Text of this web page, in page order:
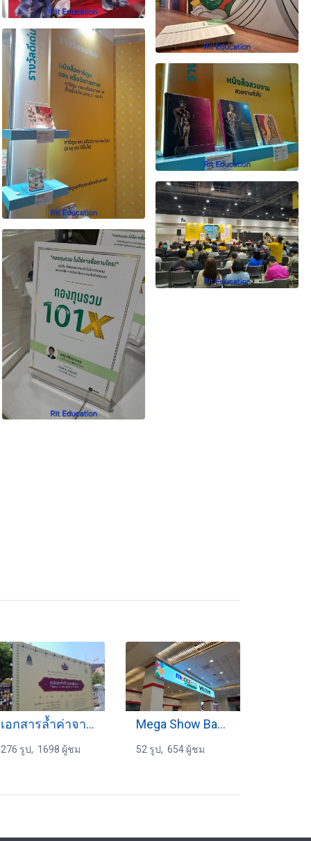
เอกสารล้ำค่าจารึกสยาม 25-4-2567
276 รูป, 1698 ผู้ชม
Mega Show Bangkok
52 รูป, 654 ผู้ชม